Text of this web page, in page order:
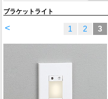
ブラケットライト
< 1 2 3